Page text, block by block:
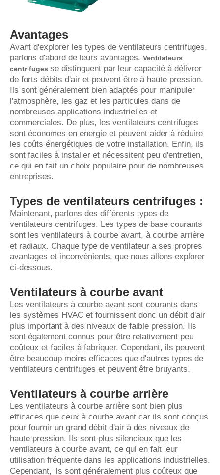
Avantages
Avant d'explorer les types de ventilateurs centrifuges,
parlons d'abord de leurs avantages. Ventilateurs
centrifuges se distinguent par leur capacité à délivrer
de forts débits d'air et peuvent être à haute pression.
Ils sont généralement bien adaptés pour manipuler
l'atmosphère, les gaz et les particules dans de
nombreuses applications industrielles et
commerciales. De plus, les ventilateurs centrifuges
sont économes en énergie et peuvent aider à réduire
les coûts énergétiques de votre installation. Enfin, ils
sont faciles à installer et nécessitent peu d'entretien,
ce qui en fait un choix populaire pour de nombreuses
entreprises.
Types de ventilateurs centrifuges :
Maintenant, parlons des différents types de
ventilateurs centrifuges. Les types de base courants
sont les ventilateurs à courbe avant, à courbe arrière
et radiaux. Chaque type de ventilateur a ses propres
avantages et inconvénients, que nous allons explorer
ci-dessous.
Ventilateurs à courbe avant
Les ventilateurs à courbe avant sont courants dans
les systèmes HVAC et fournissent donc un débit d'air
plus important à des niveaux de faible pression. Ils
sont également connus pour être relativement peu
coûteux et faciles à fabriquer. Cependant, ils peuvent
être beaucoup moins efficaces que d'autres types de
ventilateurs centrifuges et peuvent être bruyants.
Ventilateurs à courbe arrière
Les ventilateurs à courbe arrière sont bien plus
efficaces que ceux à courbe avant car ils sont conçus
pour fournir un grand débit d'air à des niveaux de
haute pression. Ils sont plus silencieux que les
ventilateurs à courbe avant, ce qui en fait leur
utilisation fréquente dans les applications industrielles.
Cependant, ils sont généralement plus coûteux que